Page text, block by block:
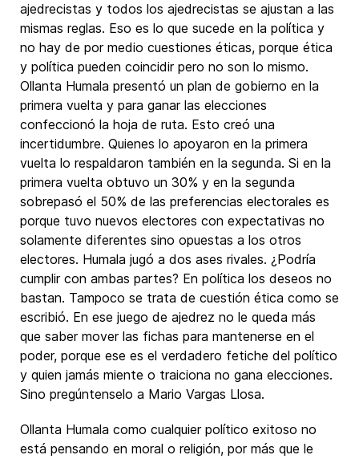
ajedrecistas y todos los ajedrecistas se ajustan a las
mismas reglas. Eso es lo que sucede en la política y
no hay de por medio cuestiones éticas, porque ética
y política pueden coincidir pero no son lo mismo.
Ollanta Humala presentó un plan de gobierno en la
primera vuelta y para ganar las elecciones
confeccionó la hoja de ruta. Esto creó una
incertidumbre. Quienes lo apoyaron en la primera
vuelta lo respaldaron también en la segunda. Si en la
primera vuelta obtuvo un 30% y en la segunda
sobrepasó el 50% de las preferencias electorales es
porque tuvo nuevos electores con expectativas no
solamente diferentes sino opuestas a los otros
electores. Humala jugó a dos ases rivales. ¿Podría
cumplir con ambas partes? En política los deseos no
bastan. Tampoco se trata de cuestión ética como se
escribió. En ese juego de ajedrez no le queda más
que saber mover las fichas para mantenerse en el
poder, porque ese es el verdadero fetiche del político
y quien jamás miente o traiciona no gana elecciones.
Sino pregúntenselo a Mario Vargas Llosa.
Ollanta Humala como cualquier político exitoso no
está pensando en moral o religión, por más que le